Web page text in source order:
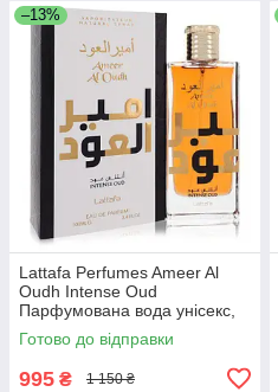
–13%
Lattafa Perfumes Ameer Al
Oudh Intense Oud
Парфумована вода унісекс,
100 ml
Готово до відправки
995 ₴ 1 150 ₴